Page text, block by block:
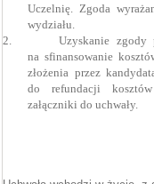
Uczelnię. Zgoda
wydziału.
2.
Uzyskanie zgody
na sfinansowanie
złożenia przez
do refundacji
załączniki do uchwały.